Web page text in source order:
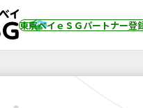
東京ベイｅＳＧパートナー登